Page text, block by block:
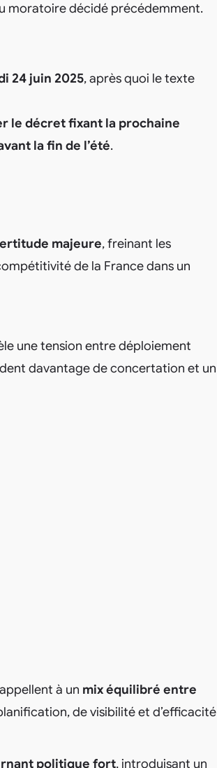
moratoire décidé précédemment.
24 juin 2025, après quoi le texte
le décret fixant la prochaine
la fin de l’été.
majeure, freinant les
de la France dans un
une tension entre déploiement
davantage de concertation et un
à un mix équilibré entre
de visibilité et d’efficacité
politique fort, introduisant un